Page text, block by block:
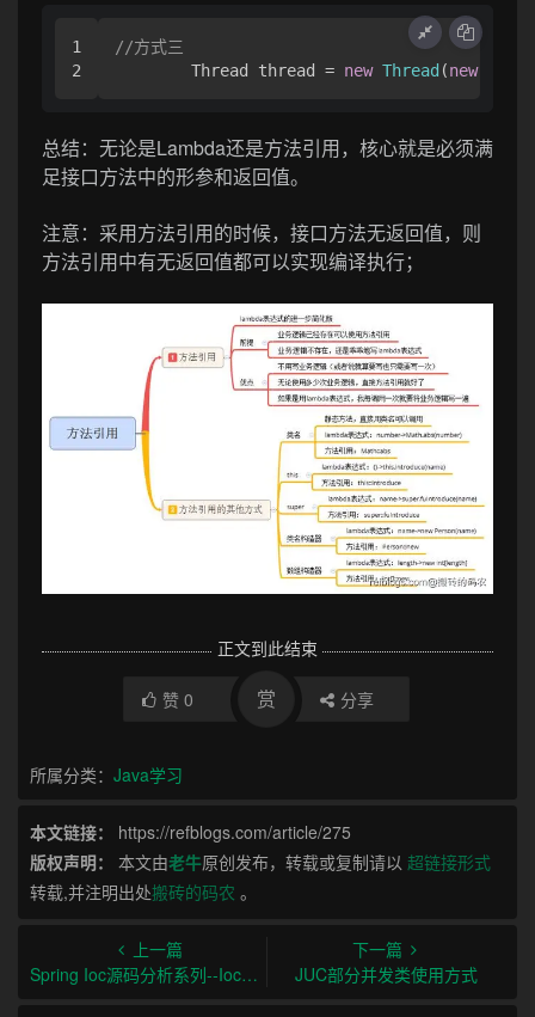
1
//方式三
        Thread thread =
new Thread (new
总结：无论是Lambda还是方法引用，核心就是必须满
足接口方法中的形参和返回值。
注意：采用方法引用的时候，接口方法无返回值，则
方法引用中有无返回值都可以实现编译执行；
正文到此结束
赞 0 赏 分享
所属分类： Java学习
本文链接：
https://refblogs.com/article/275
版权声明：
本文由老牛原创发布，转载或复制请以 超链接形式
转载,并注明出处搬砖的码农 。
上一篇
Spring Ioc源码分析系列--Ioc容器BeanFactoryPostProcessor后置处理器分析
下一篇
JUC部分并发类使用方式